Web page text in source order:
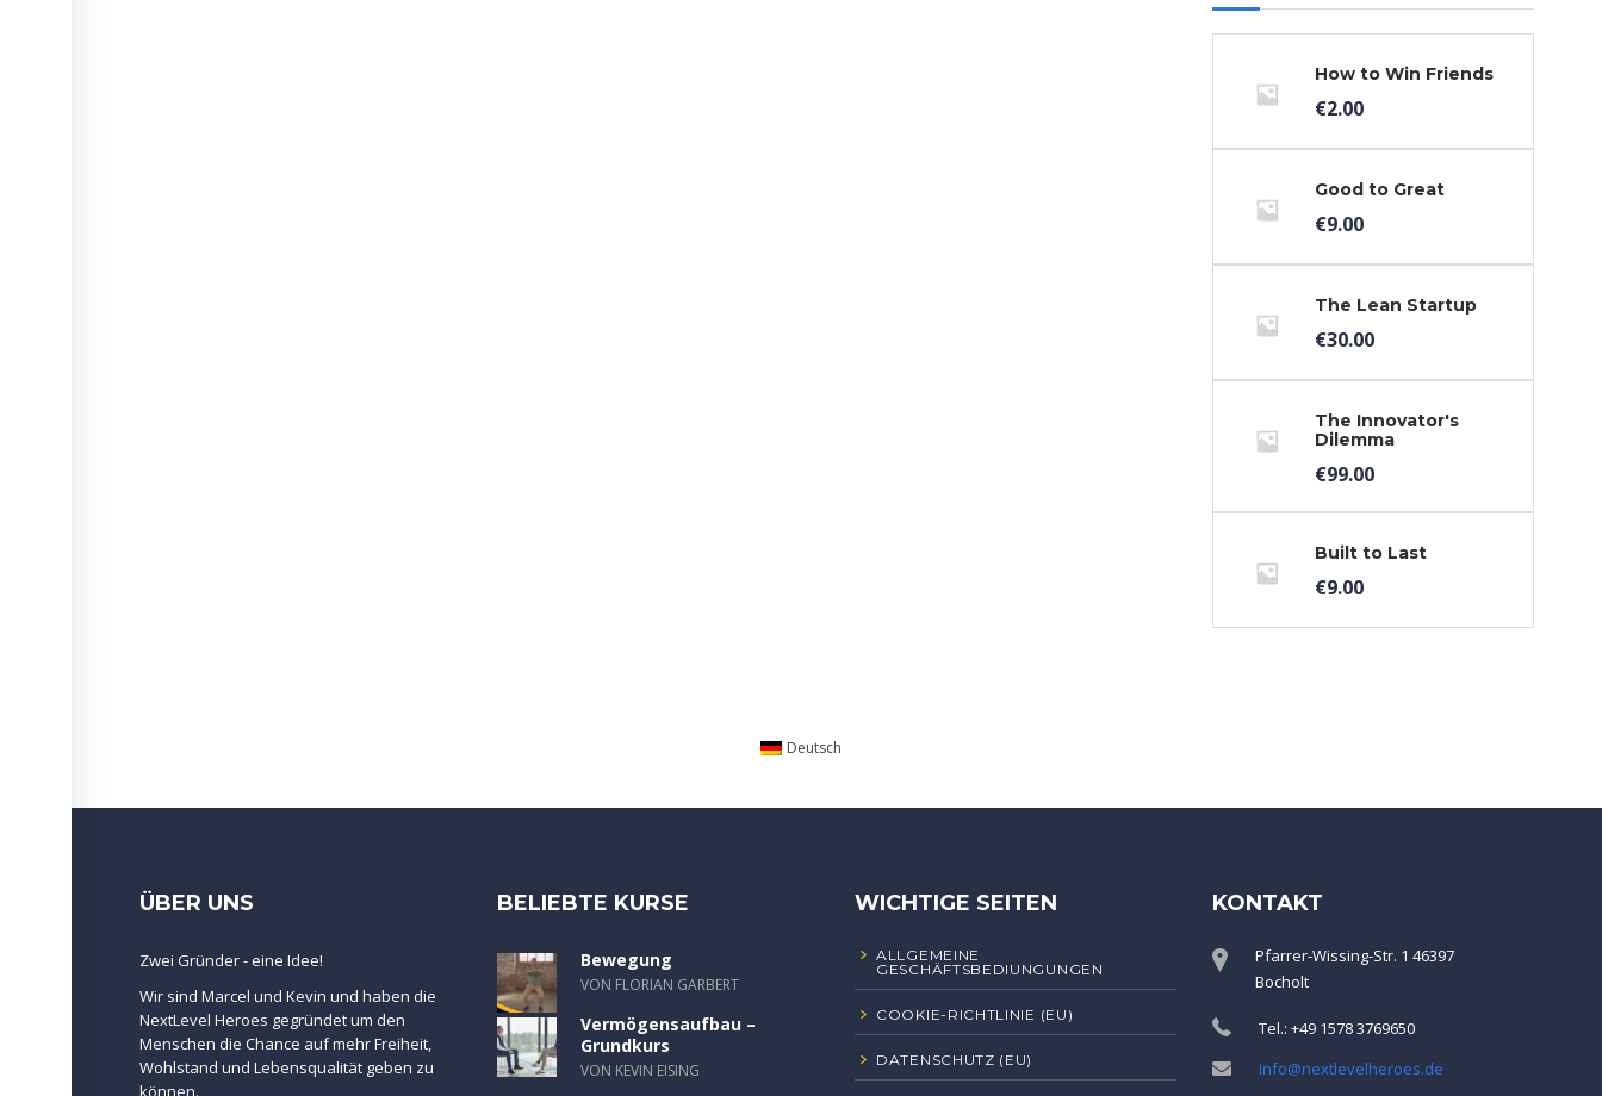
How to Win Friends
€2.00
Good to Great
€9.00
The Lean Startup
€30.00
The Innovator's
Dilemma
€99.00
Built to Last
€9.00
ÜBER UNS
Zwei Gründer - eine Idee!
Wir sind Marcel und Kevin und haben die
NextLevel Heroes gegründet um den
Menschen die Chance auf mehr Freiheit,
Wohlstand und Lebensqualität geben zu
können.
BELIEBTE KURSE
Bewegung
VON FLORIAN GARBERT
Vermögensaufbau –
Grundkurs
VON KEVIN EISING
WICHTIGE SEITEN
ALLGEMEINE
GESCHÄFTSBEDIUNGUNGEN
COOKIE-RICHTLINIE (EU)
DATENSCHUTZ (EU)
KONTAKT
Pfarrer-Wissing-Str. 1 46397
Bocholt
Tel.: +49 1578 3769650
info@nextlevelheroes.de
Deutsch